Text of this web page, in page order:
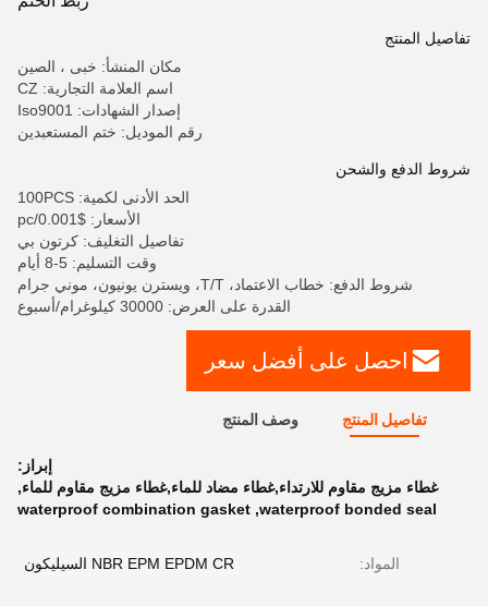
تفاصيل المنتج
مكان المنشأ: خبى ، الصين
اسم العلامة التجارية: CZ
إصدار الشهادات: Iso9001
رقم الموديل: ختم المستعبدين
شروط الدفع والشحن
الحد الأدنى لكمية: 100PCS
الأسعار: $0.001/pc
تفاصيل التغليف: كرتون بي
وقت التسليم: 5-8 أيام
شروط الدفع: خطاب الاعتماد، T/T، ويسترن يونيون، موني جرام
القدرة على العرض: 30000 كيلوغرام/أسبوع
احصل على أفضل سعر
تفاصيل المنتج وصف المنتج
إبراز:
غطاء مزيج مقاوم للارتداء,غطاء مضاد للماء,غطاء مزيج مقاوم للماء,
waterproof bonded seal
,
waterproof combination gasket
المواد: NBR EPM EPDM CR السيليكون